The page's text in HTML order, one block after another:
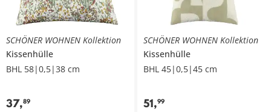
SCHÖNER WOHNEN Kollektion
Kissenhülle
BHL 58|0,5|38 cm
37,89
SCHÖNER WOHNEN Kollektion
Kissenhülle
BHL 45|0,5|45 cm
51,99